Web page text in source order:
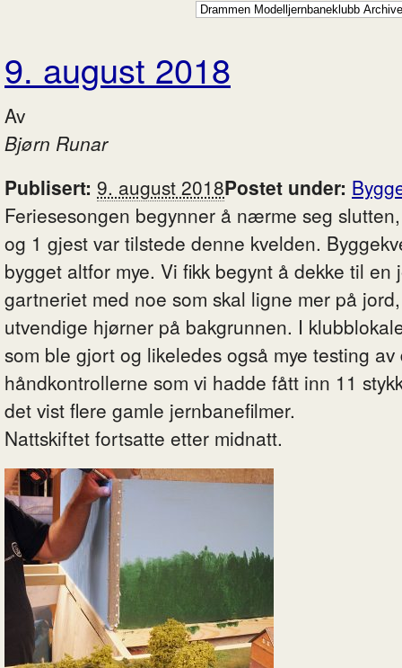
9. august 2018
Av
Bjørn Runar
Publisert: 9. august 2018Postet under:
Feriesesongen begynner å nærme seg
og 1 gjest var tilstede denne kvelden.
bygget altfor mye. Vi fikk begynt å dekke til en
gartneriet med noe som skal ligne mer på
utvendige hjørner på bakgrunnen. I
som ble gjort og likeledes også mye testing
håndkontrollerne som vi hadde fått inn 11
det vist flere gamle jernbanefilmer.
Nattskiftet fortsatte etter midnatt.